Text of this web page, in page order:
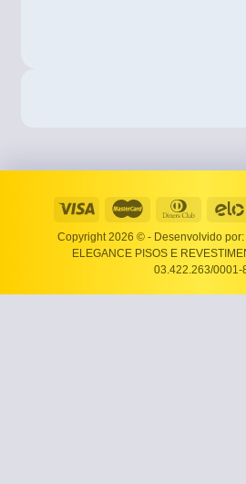
Copyright 2026 © - Desenvolvido
ELEGANCE PISOS E
03.422.263/0001-